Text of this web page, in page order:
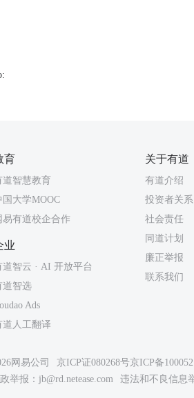
育
道智慧教育
国大学MOOC
易有道校企合作
关于有道
有道介绍
投资者关系
社会责任
同道计划
廉正举报
联系我们
业
道智云 · AI 开放平台
道智选
Ads
道人工翻译
网易公司 京ICP证080268号京ICP备
举报： jb@rd.netease.com 违法和不良信息